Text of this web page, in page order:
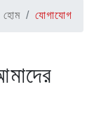
হোম যোগাযোগ